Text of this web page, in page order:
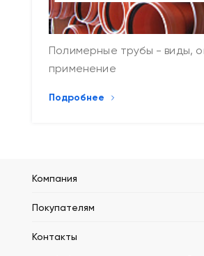
Полимерные трубы - виды,
применение
Подробнее
Компания
Покупателям
Контакты